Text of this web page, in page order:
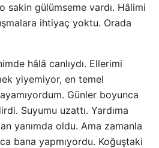
sakin gülümseme vardı. Hâlimi
ihtiyaç yoktu. Orada
hâlâ canlıydı. Ellerimi
yiyemiyor, en temel
Günler boyunca
Suyumu uzattı. Yardıma
yanımda oldu. Ama zamanla
bana yapmıyordu. Koğuştaki